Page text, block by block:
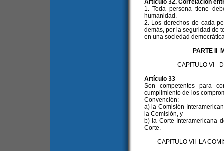
Artículo 32. Correlación
1. Toda persona tiene
humanidad.
2. Los derechos de cada
demás, por la seguridad de
en una sociedad
PARTE II
CAPITULO VI -
Artículo 33
Son competentes para
cumplimiento de los
Convención:
a) la Comisión
la Comisión, y
b) la Corte Interamericana
Corte.
CAPITULO VII LA